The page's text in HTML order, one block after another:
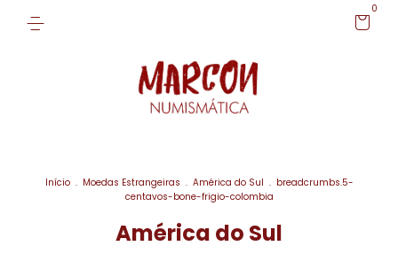
0
Início . Moedas Estrangeiras . América do Sul . breadcrumbs.5-
centavos-bone-frigio-colombia
América do Sul